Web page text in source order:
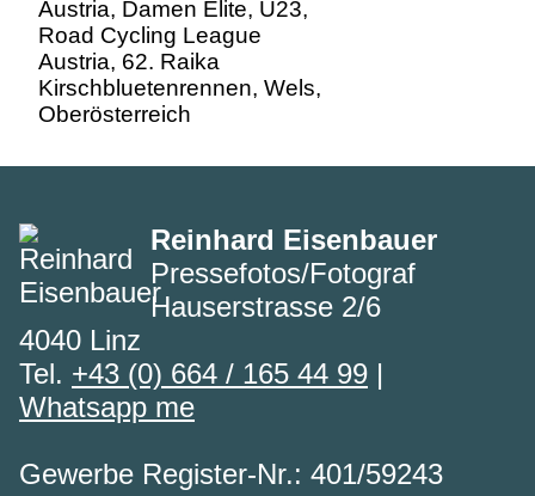
Reinhard Eisenbauer
Pressefotos/Fotograf
Hauserstrasse 2/6
4040 Linz
Tel. +43 (0) 664 / 165 44 99 |
Whatsapp me
Gewerbe Register-Nr.: 401/59243